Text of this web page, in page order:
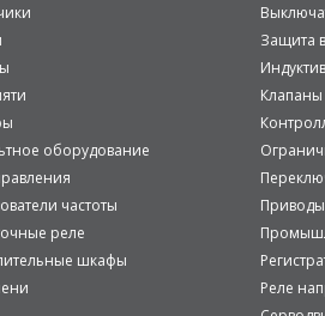
Защита
Клапаны
оборудование
частоты
Приводы
реле
шкафы
Реле